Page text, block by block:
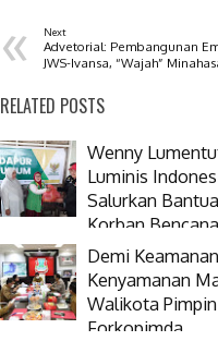
« Next
Advetorial: Pembangunan
JWS-Ivansa, “Wajah”
RELATED POSTS
Wenny
Luminis
Salurkan
Korban
Demi
Kenyamanan
Walikota
Forkopimda